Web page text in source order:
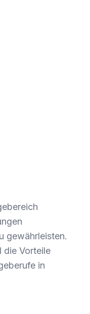
gewährleisten.
die Vorteile
in